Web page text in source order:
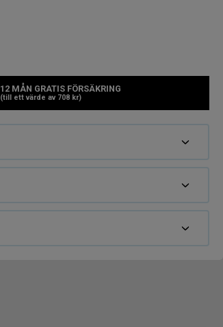
12 MÅN GRATIS FÖRSÄKRING
(till ett värde av 708 kr)